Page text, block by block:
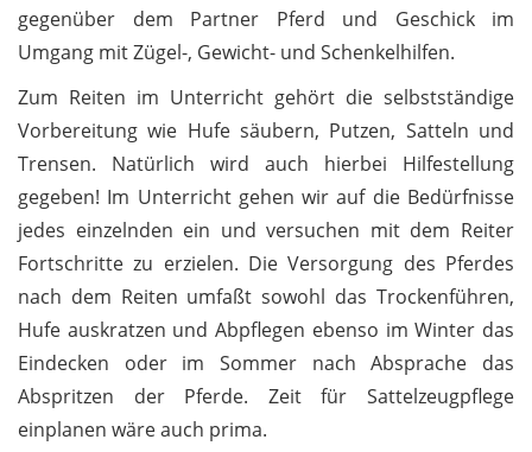
gegenüber dem Partner Pferd und Geschick im
Umgang mit Zügel-, Gewicht- und Schenkelhilfen.
Zum Reiten im Unterricht gehört die selbstständige
Vorbereitung wie Hufe säubern, Putzen, Satteln und
Trensen. Natürlich wird auch hierbei Hilfestellung
gegeben! Im Unterricht gehen wir auf die Bedürfnisse
jedes einzelnden ein und versuchen mit dem Reiter
Fortschritte zu erzielen. Die Versorgung des Pferdes
nach dem Reiten umfaßt sowohl das Trockenführen,
Hufe auskratzen und Abpflegen ebenso im Winter das
Eindecken oder im Sommer nach Absprache das
Abspritzen der Pferde. Zeit für Sattelzeugpflege
einplanen wäre auch prima.